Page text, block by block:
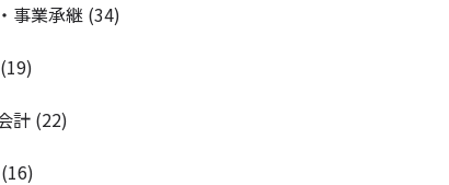
事業承継 (34)
(19)
計 (22)
(16)